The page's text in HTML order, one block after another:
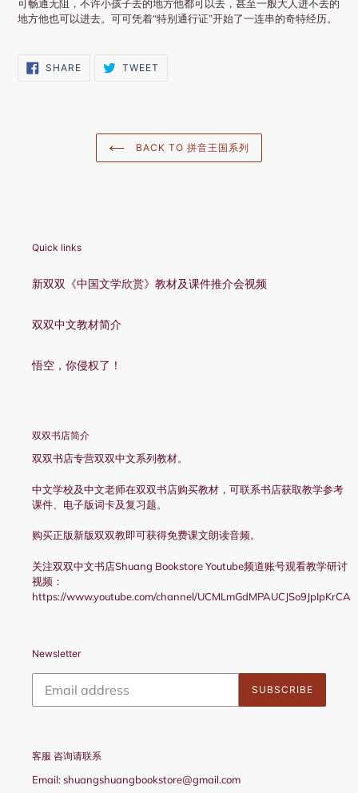
可畅通无阻，不许小孩子去的地方他都可以去，甚至一般大人进不去的
地方他也可以进去。可可凭着“特别通行证”开始了一连串的奇特经历。
SHARESHARE
ON
TWEET
BACK TO 拼音王国系列
Quick links
新双双《中国文学欣赏》教材及课件推介会视频
双双中文教材简介
悟空，你侵权了！
双双书店简介
双双书店专营双双中文系列教材。
中文学校及中文老师在双双书店购买教材，可联系书店获取教学参考
课件、电子版词卡及复习题。
购买正版新版双双教即可获得免费课文朗读音频。
关注双双中文书店Shuang Bookstore Youtube频道账号观看教学研讨
视频：
https://www.youtube.com/channel/UCMLmGdMPAUCJSo9JpIpKrCA
Newsletter
SUBSCRIBE
客服 咨询请联系
Email: shuangshuangbookstore@gmail.com